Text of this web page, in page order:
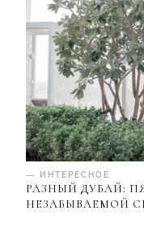
— ИНТЕРЕСНОЕ
РАЗНЫЙ ДУБАЙ:
НЕЗАБЫВАЕМОЙ